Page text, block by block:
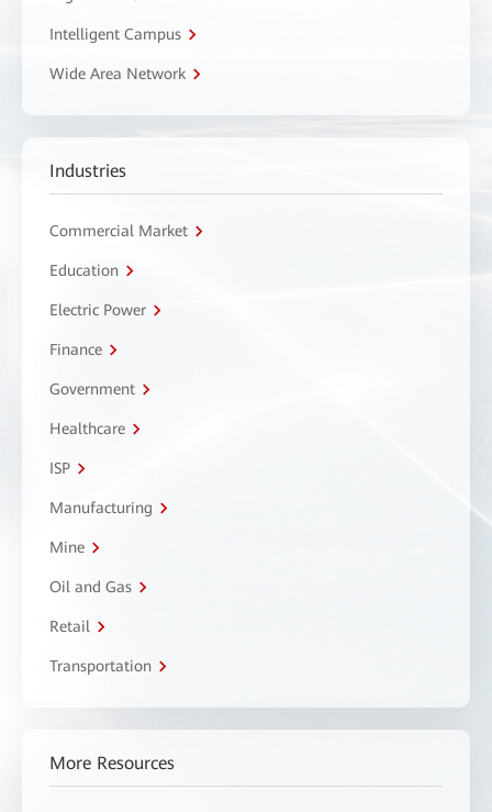
Intelligent Campus
Wide Area Network
Industries
Commercial Market
Education
Electric Power
Finance
Government
Healthcare
ISP
Manufacturing
Mine
Oil and Gas
Retail
Transportation
More Resources